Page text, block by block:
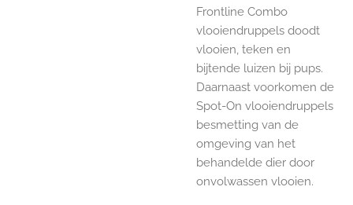
Frontline Combo
vlooiendruppels doodt
vlooien, teken en
bijtende luizen bij pups.
Daarnaast voorkomen de
Spot-On vlooiendruppels
besmetting van de
omgeving van het
behandelde dier door
onvolwassen vlooien.